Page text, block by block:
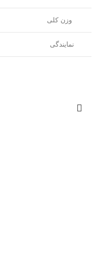
وزن کلی
نمایندگی